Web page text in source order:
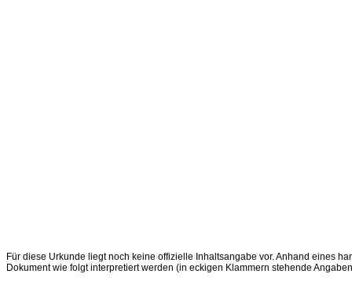
Für diese Urkunde liegt noch keine offizielle Inhaltsangabe vor. Anhand eines
Dokument wie folgt interpretiert werden (in eckigen Klammern stehende